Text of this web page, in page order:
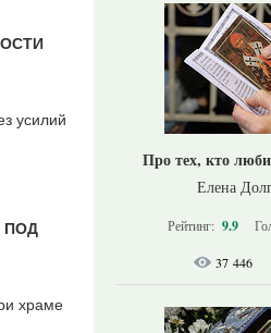
усилий
ПОД
храме
Про тех, кто
Елена
Рейтинг: 9.9
37 446